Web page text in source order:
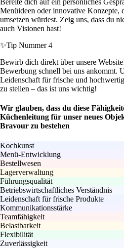
Bereite dich auf ein persönliches
Menüideen oder innovative Konzepte,
umsetzen würdest. Zeig uns, dass du
auch Visionen hast!
✨Tip Nummer 4
Bewirb dich direkt über unsere
Bewerbung schnell bei uns ankommt.
Leidenschaft für frische und
zu stellen – das ist uns wichtig!
Wir glauben, dass du diese
Küchenleitung für unser neues
Bravour zu bestehen
Kochkunst
Menü-Entwicklung
Bestellwesen
Lagerverwaltung
Führungsqualität
Betriebswirtschaftliches Verständnis
Leidenschaft für frische Produkte
Kommunikationsstärke
Teamfähigkeit
Belastbarkeit
Flexibilität
Zuverlässigkeit